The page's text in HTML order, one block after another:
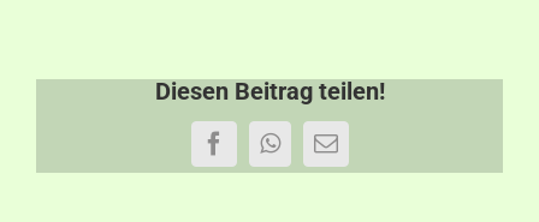
Diesen Beitrag teilen!
FacebookWhatsApp
E-
Mail